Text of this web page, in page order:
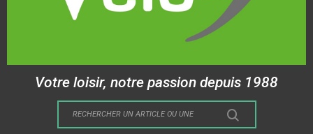
Votre loisir, notre passion depuis 1988